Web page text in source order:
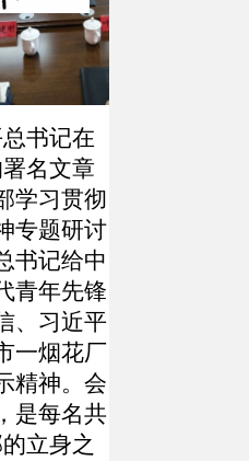
书记在
署名文章
学习贯彻
专题研讨
书记给中
青年先锋
、习近平
一烟花厂
精神。会
是每名共
立身之